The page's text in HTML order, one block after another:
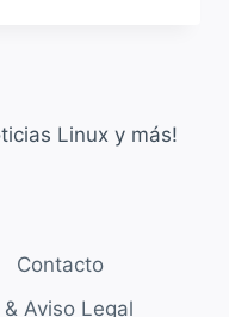
Linux y más!
Contacto
Aviso Legal